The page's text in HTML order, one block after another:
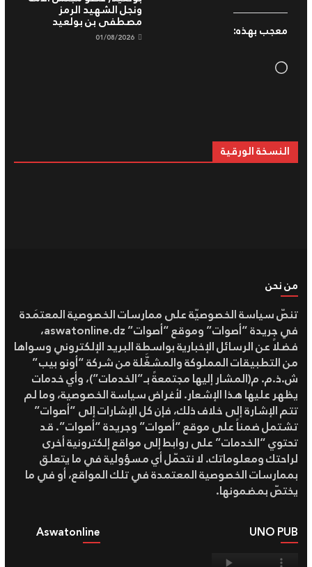
معجب بهذه:
Loading…
ونجل الشهيد الرمز
مصطفى بن بولعيد
01/08/2026
النسخة الورقية
من نحن
تنصّ سياسة الخصوصيّة على ممارسات الخصوصية المعتمَدة
في جريدة “أصوات” وموقع “أصوات” aswatonline.dz،
فضلاً عن الرسائل الإخبارية بواسطة البريد الإلكتروني وسواها
من التطبيقات المملوكة والمشغَّلة من شركة “أونو بيب”
ش.ذ.م. م(المشار إليها مجتمعةً بـ”الخدمات”)، وأي خدمات
يظهر عليها هذا الإشعار. لأغراض سياسة الخصوصية، وما لم
تتم الإشارة إلى خلاف ذلك، فإن كل الإشارات إلى “أصوات”
تشتمل ضمناً على موقع “أصوات” وجريدة “أصوات”. قد
تحتوي “الخدمات” على روابط إلى مواقع إلكترونية أخرى
لراحتك ومعلوماتك. لا نتحمّل أي مسؤولية في ما يتعلق
بممارسات الخصوصية المعتمدة في تلك المواقع، أو في ما
يختصّ بمضمونها.
UNO PUB
Aswatonline